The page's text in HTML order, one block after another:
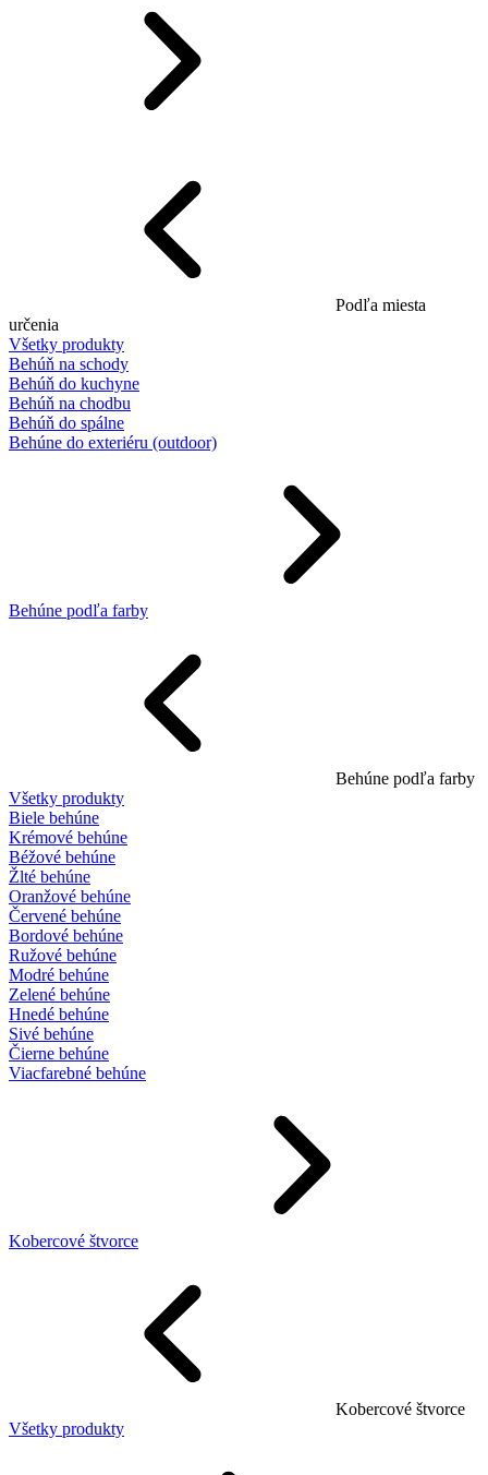
Podľa miesta
určenia
Všetky produkty
Behúň na schody
Behúň do kuchyne
Behúň na chodbu
Behúň do spálne
Behúne do exteriéru (outdoor)
Behúne podľa farby
Behúne podľa farby
Všetky produkty
Biele behúne
Krémové behúne
Béžové behúne
Žlté behúne
Oranžové behúne
Červené behúne
Bordové behúne
Ružové behúne
Modré behúne
Zelené behúne
Hnedé behúne
Sivé behúne
Čierne behúne
Viacfarebné behúne
Kobercové štvorce
Kobercové štvorce
Všetky produkty